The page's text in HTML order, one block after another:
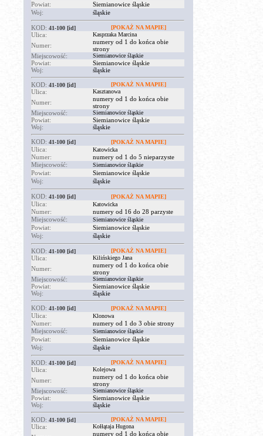
Powiat:
Siemianowice śląskie
Woj:
śląskie
KOD: 41-100 [id] [POKAŻ NA MAPIE]
Ulica: Kasprzaka Marcina
Numer:
numery od 1 do końca obie
strony
Miejscowość:
Siemianowice śląskie
Powiat:
Siemianowice śląskie
Woj:
śląskie
KOD: 41-100 [id] [POKAŻ NA MAPIE]
Ulica: Kasztanowa
Numer:
numery od 1 do końca obie
strony
Miejscowość:
Siemianowice śląskie
Powiat:
Siemianowice śląskie
Woj:
śląskie
KOD: 41-100 [id] [POKAŻ NA MAPIE]
Ulica: Katowicka
Numer:
numery od 1 do 5 nieparzyste
Miejscowość:
Siemianowice śląskie
Powiat:
Siemianowice śląskie
Woj:
śląskie
KOD: 41-100 [id] [POKAŻ NA MAPIE]
Ulica: Katowicka
Numer:
numery od 16 do 28 parzyste
Miejscowość:
Siemianowice śląskie
Powiat:
Siemianowice śląskie
Woj:
śląskie
KOD: 41-100 [id] [POKAŻ NA MAPIE]
Ulica: Kilińskiego Jana
Numer:
numery od 1 do końca obie
strony
Miejscowość:
Siemianowice śląskie
Powiat:
Siemianowice śląskie
Woj:
śląskie
KOD: 41-100 [id] [POKAŻ NA MAPIE]
Ulica: Klonowa
Numer:
numery od 1 do 3 obie strony
Miejscowość:
Siemianowice śląskie
Powiat:
Siemianowice śląskie
Woj:
śląskie
KOD: 41-100 [id] [POKAŻ NA MAPIE]
Ulica: Kolejowa
Numer:
numery od 1 do końca obie
strony
Miejscowość:
Siemianowice śląskie
Powiat:
Siemianowice śląskie
Woj:
śląskie
KOD: 41-100 [id] [POKAŻ NA MAPIE]
Ulica: Kołłątaja Hugona
numery od 1 do końca obie